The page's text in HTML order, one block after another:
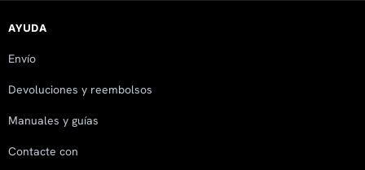
AYUDA
Envío
Devoluciones y reembolsos
Manuales y guías
Contacte con